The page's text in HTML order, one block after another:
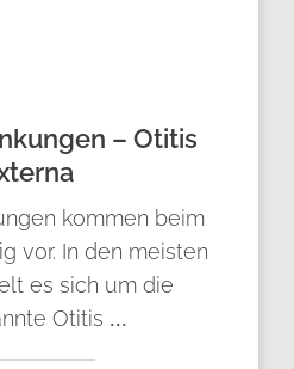
– Otitis
kommen beim
vor. In den meisten
es sich um die
Otitis ...